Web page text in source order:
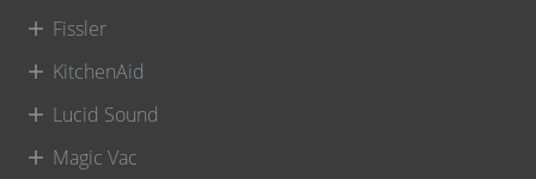
Fissler
KitchenAid
Lucid Sound
Magic Vac